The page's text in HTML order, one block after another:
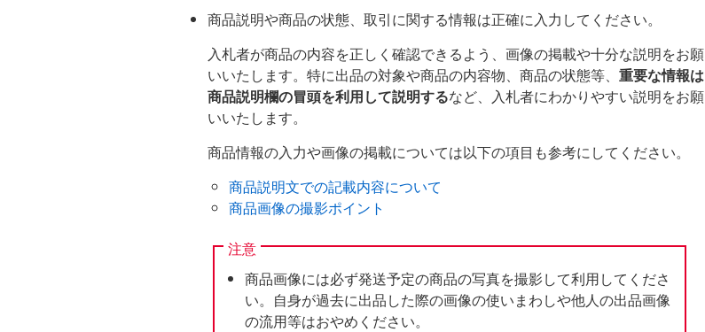
商品説明や商品の状態、取引に関する情報は正確に入力してください。
入札者が商品の内容を正しく確認できるよう、画像の掲載や十分な説明をお願
いいたします。特に出品の対象や商品の内容物、商品の状態等、 重要な情報は
商品説明欄の冒頭を利用して説明するなど、入札者にわかりやすい説明をお願
いいたします。
商品情報の入力や画像の掲載については以下の項目も参考にしてください。
商品説明文での記載内容について
商品画像の撮影ポイント
注意
商品画像には必ず発送予定の商品の写真を撮影して利用してくださ
い。自身が過去に出品した際の画像の使いまわしや他人の出品画像
の流用等はおやめください。